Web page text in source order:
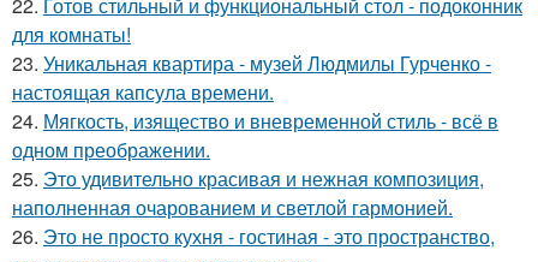
для комнаты!
23. Уникальная квартира - музей Людмилы Гурченко -
настоящая капсула времени.
24. Мягкость, изящество и вневременной стиль - всё в
одном преображении.
25. Это удивительно красивая и нежная композиция,
наполненная очарованием и светлой гармонией.
26. Это не просто кухня - гостиная - это пространство,